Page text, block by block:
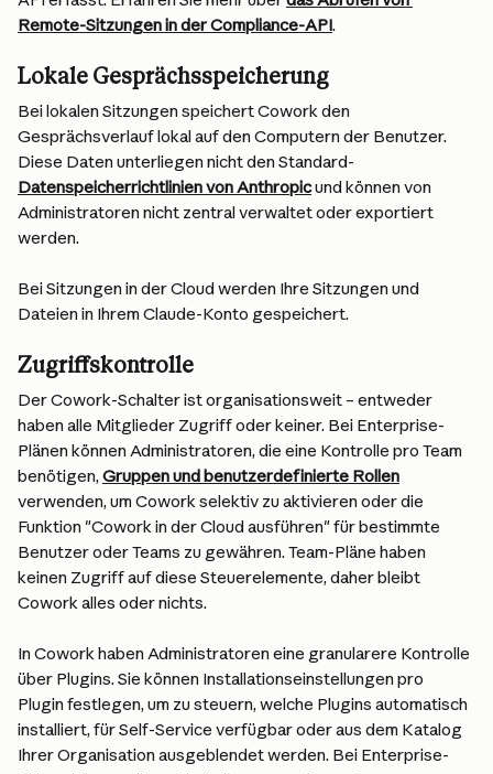
Remote-Sitzungen in der Compliance-API.
Lokale Gesprächsspeicherung
Bei lokalen Sitzungen speichert Cowork den
Gesprächsverlauf lokal auf den Computern der Benutzer.
Diese Daten unterliegen nicht den Standard-
Datenspeicherrichtlinien von Anthropic und können von
Administratoren nicht zentral verwaltet oder exportiert
werden.
Bei Sitzungen in der Cloud werden Ihre Sitzungen und
Dateien in Ihrem Claude-Konto gespeichert.
Zugriffskontrolle
Der Cowork-Schalter ist organisationsweit – entweder
haben alle Mitglieder Zugriff oder keiner. Bei Enterprise-
Plänen können Administratoren, die eine Kontrolle pro Team
benötigen, Gruppen und benutzerdefinierte Rollen
verwenden, um Cowork selektiv zu aktivieren oder die
Funktion "Cowork in der Cloud ausführen" für bestimmte
Benutzer oder Teams zu gewähren. Team-Pläne haben
keinen Zugriff auf diese Steuerelemente, daher bleibt
Cowork alles oder nichts.
In Cowork haben Administratoren eine granularere Kontrolle
über Plugins. Sie können Installationseinstellungen pro
Plugin festlegen, um zu steuern, welche Plugins automatisch
installiert, für Self-Service verfügbar oder aus dem Katalog
Ihrer Organisation ausgeblendet werden. Bei Enterprise-